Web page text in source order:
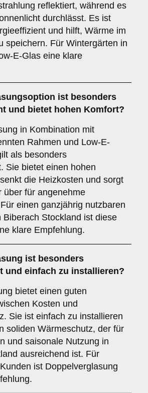
reflektiert, während es
durchlässt. Es ist
und hilft, Wärme im
speichern. Für Wintergärten in
E-Glas eine klare
ist besonders
und bietet hohen Komfort?
in Kombination mit
Rahmen und Low-E-
als besonders
Sie bietet einen hohen
die Heizkosten und sorgt
über für angenehme
einen ganzjährig nutzbaren
Biberach Stockland ist diese
klare Empfehlung.
ist besonders
und einfach zu installieren?
bietet einen guten
Kosten und
Sie ist einfach zu installieren
soliden Wärmeschutz, der für
und saisonale Nutzung in
ausreichend ist. Für
ist Doppelverglasung